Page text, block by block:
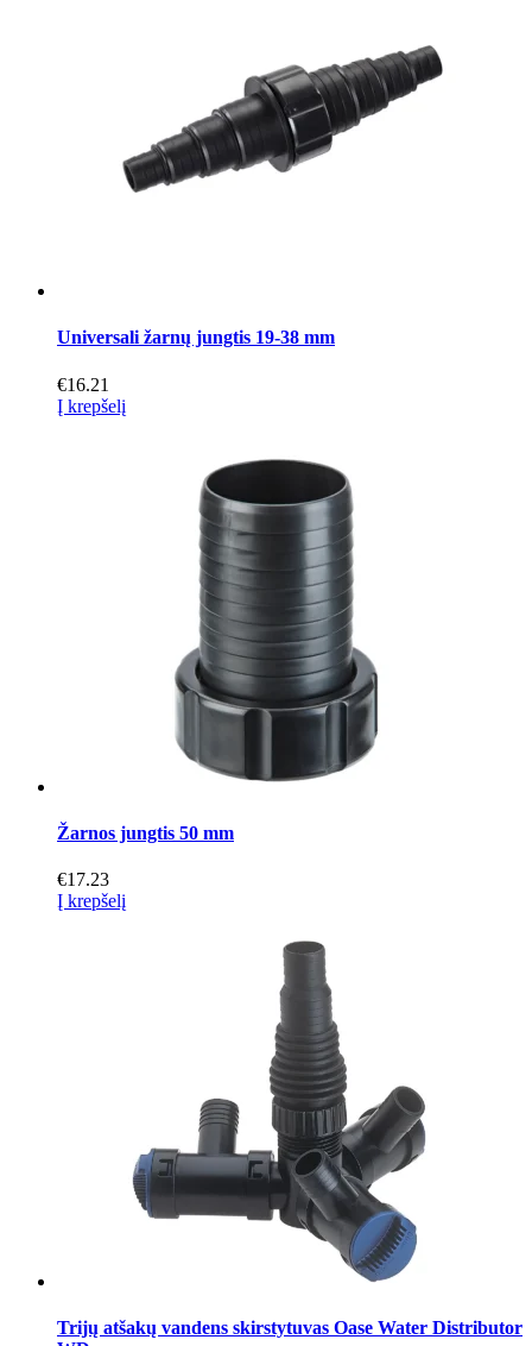
Universali žarnų jungtis 19-38 mm
€16.21
Į krepšelį
Žarnos jungtis 50 mm
€17.23
Į krepšelį
Trijų atšakų vandens skirstytuvas Oase Water Distributor